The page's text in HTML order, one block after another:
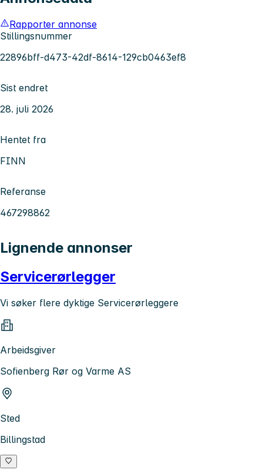
Rapporter annonse
Stillingsnummer
22896bff-d473-42df-8614-129cb0463ef8
Sist endret
28. juli 2026
Hentet fra
FINN
Referanse
467298862
Lignende annonser
Servicerørlegger
Vi søker flere dyktige Servicerørleggere
Arbeidsgiver
Sofienberg Rør og Varme AS
Sted
Billingstad